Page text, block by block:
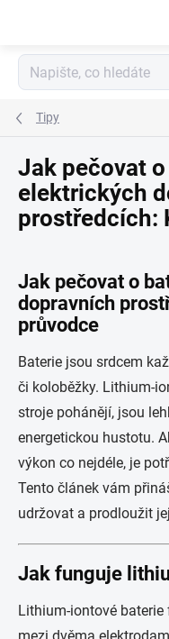
Tipy
Jak pečovat
elektrických
prostředcích:
Jak pečovat o
dopravních
průvodce
Baterie jsou srdcem
či koloběžky. Lithium-
stroje pohánějí, jsou
energetickou hustotu.
výkon co nejdéle, je
Tento článek vám
udržovat a prodloužit
Jak funguje
Lithium-iontové